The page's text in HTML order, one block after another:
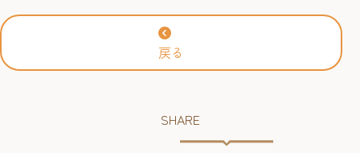
戻る
SHARE